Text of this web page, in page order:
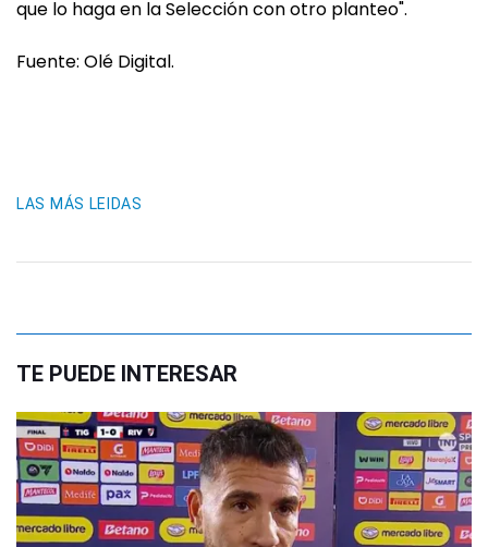
que lo haga en la Selección con otro planteo".
Fuente: Olé Digital.
LAS MÁS LEIDAS
TE PUEDE INTERESAR